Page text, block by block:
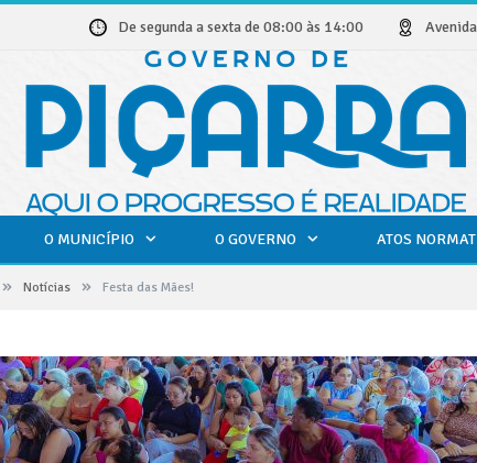
De segunda a sexta de 08:00 às 14:00
O MUNICÍPIO O GOVERNO ATOS
» Notícias » Festa das Mães!